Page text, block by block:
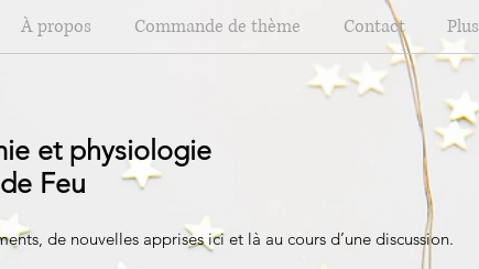
À propos Commande de thème Contact Plus
et physiologie
Feu
de nouvelles apprises ici et là au cours d’une discussion.